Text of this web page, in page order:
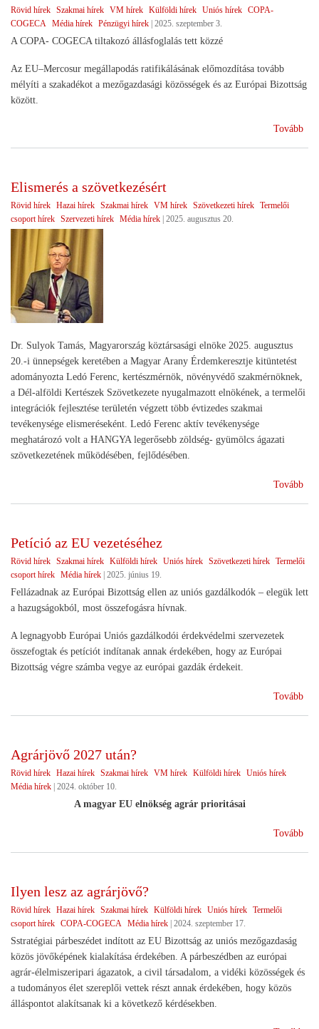
Rövid hírek Szakmai hírek VM hírek Külföldi hírek Uniós hírek COPA-
COGECA
Média hírek Pénzügyi hírek | 2025. szeptember 3.
A COPA- COGECA tiltakozó állásfoglalás tett közzé
Az EU–Mercosur megállapodás ratifikálásának előmozdítása tovább
mélyíti a szakadékot a mezőgazdasági közösségek és az Európai Bizottság
között.
Tovább
Elismerés a szövetkezésért
Rövid hírek Hazai hírek Szakmai hírek VM hírek Szövetkezeti hírek Termelői
csoport hírek Szervezeti hírek Média hírek 2025. augusztus 20.
Dr. Sulyok Tamás, Magyarország köztársasági elnöke 2025. augusztus
20.-i ünnepségek keretében a Magyar Arany Érdemkeresztje kitüntetést
adományozta Ledó Ferenc, kertészmérnök, növényvédő szakmérnöknek,
a Dél-alföldi Kertészek Szövetkezete nyugalmazott elnökének, a termelői
integrációk fejlesztése területén végzett több évtizedes szakmai
tevékenysége elismeréseként. Ledó Ferenc aktív tevékenysége
meghatározó volt a HANGYA legerősebb zöldség- gyümölcs ágazati
szövetkezetének működésében, fejlődésében.
Tovább
Petíció az EU vezetéséhez
Rövid hírek Szakmai hírek Külföldi hírek Uniós hírek Szövetkezeti hírek Termelői
csoport hírek Média hírek 2025. június 19.
Fellázadnak az Európai Bizottság ellen az uniós gazdálkodók – elegük lett
a hazugságokból, most összefogásra hívnak.
A legnagyobb Európai Uniós gazdálkodói érdekvédelmi szervezetek
összefogtak és petíciót indítanak annak érdekében, hogy az Európai
Bizottság végre számba vegye az európai gazdák érdekeit.
Tovább
Agrárjövő 2027 után?
Rövid hírek Hazai hírek Szakmai hírek VM hírek Külföldi hírek Uniós hírek
Média hírek | 2024. október 10.
A magyar EU elnökség agrár prioritásai
Tovább
Ilyen lesz az agrárjövő?
Rövid hírek Hazai hírek Szakmai hírek Külföldi hírek Uniós hírek Termelői
csoport hírek COPA-COGECA Média hírek | 2024. szeptember 17.
Sstratégiai párbeszédet indított az EU Bizottság az uniós mezőgazdaság
közös jövőképének kialakítása érdekében. A párbeszédben az európai
agrár-élelmiszeripari ágazatok, a civil társadalom, a vidéki közösségek és
a tudományos élet szereplői vettek részt annak érdekében, hogy közös
álláspontot alakítsanak ki a következő kérdésekben.